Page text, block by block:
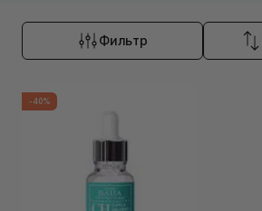
Фильтр
-40%